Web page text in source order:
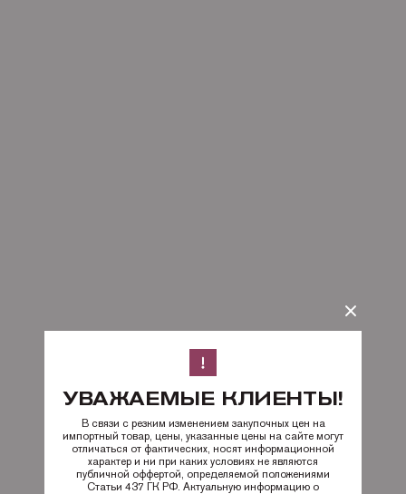
УВАЖАЕМЫЕ КЛИЕНТЫ!
В связи с резким изменением закупочных цен на
импортный товар, цены, указанные цены на сайте могут
отличаться от фактических, носят информационной
характер и ни при каких условиях не являются
публичной оффертой, определяемой положениями
Статьи 437 ГК РФ. Актуальную информацию о